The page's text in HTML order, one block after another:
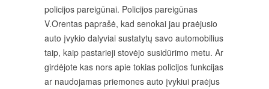
policijos pareigūnai. Policijos pareigūnas
V.Orentas paprašė, kad senokai jau praėjusio
auto įvykio dalyviai sustatytų savo automobilius
taip, kaip pastarieji stovėjo susidūrimo metu. Ar
girdėjote kas nors apie tokias policijos funkcijas
ar naudojamas priemones auto įvykiui praėjus